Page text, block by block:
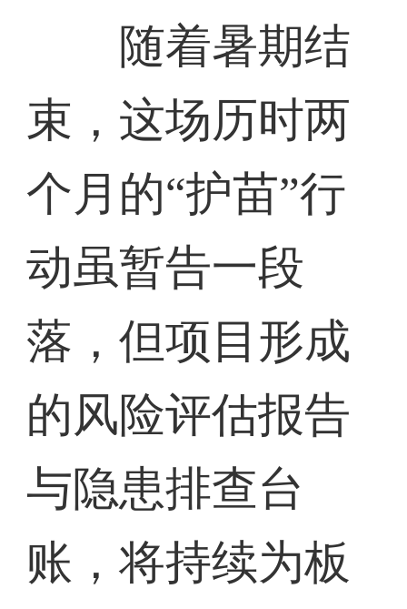
随着暑期结
束，这场历时两
个月的“护苗”行
动虽暂告一段
落，但项目形成
的风险评估报告
与隐患排查台
账，将持续为板